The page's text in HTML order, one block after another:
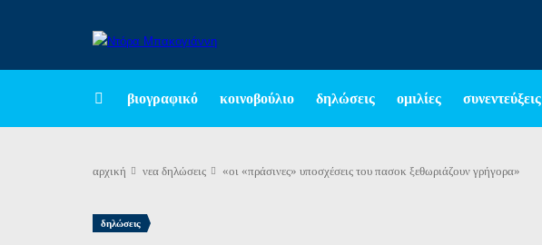
βιογραφικό κοινοβούλιο δηλώσεις ομιλίες συνεντεύξεις
αρχική νεα δηλώσεις «οι «πράσινες» υποσχέσεις του πασοκ ξεθωριάζουν γρήγορα»
δηλώσεις